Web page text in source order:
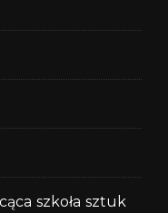
szkoła sztuk